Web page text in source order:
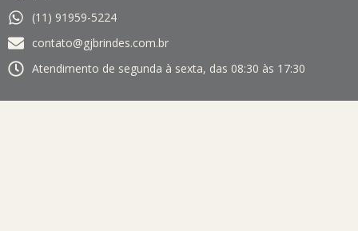
(11) 91959-5224
contato@gjbrindes.com.br
Atendimento de segunda à sexta, das 08:30 às 17:30